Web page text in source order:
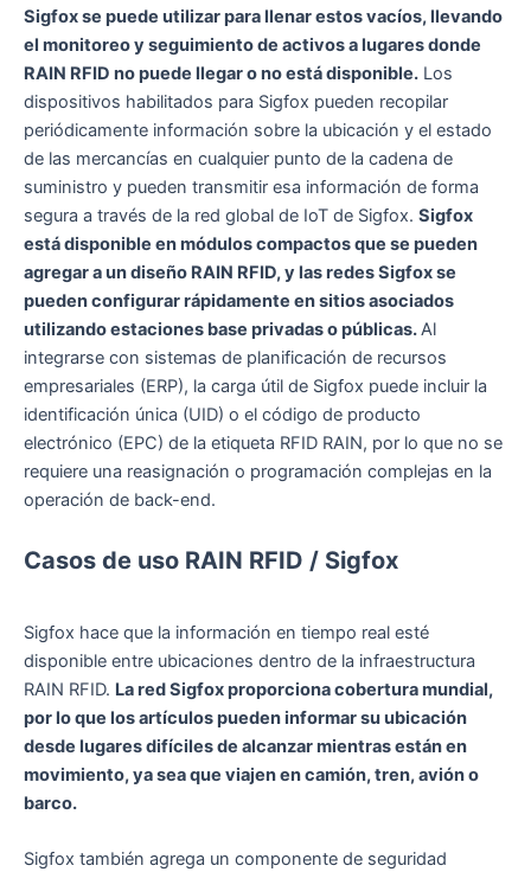
Sigfox se puede utilizar para llenar estos vacíos, llevando
el monitoreo y seguimiento de activos a lugares donde
RAIN RFID no puede llegar o no está disponible. Los
dispositivos habilitados para Sigfox pueden recopilar
periódicamente información sobre la ubicación y el estado
de las mercancías en cualquier punto de la cadena de
suministro y pueden transmitir esa información de forma
segura a través de la red global de IoT de Sigfox. Sigfox
está disponible en módulos compactos que se pueden
agregar a un diseño RAIN RFID, y las redes Sigfox se
pueden configurar rápidamente en sitios asociados
utilizando estaciones base privadas o públicas.Al
integrarse con sistemas de planificación de recursos
empresariales (ERP), la carga útil de Sigfox puede incluir la
identificación única (UID) o el código de producto
electrónico (EPC) de la etiqueta RFID RAIN, por lo que no se
requiere una reasignación o programación complejas en la
operación de back-end.
Casos de uso RAIN RFID / Sigfox
Sigfox hace que la información en tiempo real esté
disponible entre ubicaciones dentro de la infraestructura
RAIN RFID. La red Sigfox proporciona cobertura mundial,
por lo que los artículos pueden informar su ubicación
desde lugares difíciles de alcanzar mientras están en
movimiento, ya sea que viajen en camión, tren, avión o
barco.
Sigfox también agrega un componente de seguridad